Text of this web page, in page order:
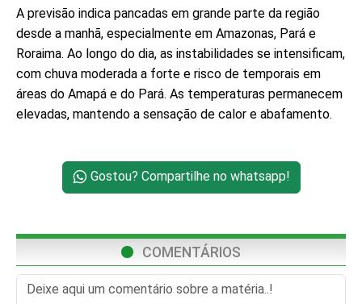
A previsão indica pancadas em grande parte da região
desde a manhã, especialmente em Amazonas, Pará e
Roraima. Ao longo do dia, as instabilidades se intensificam,
com chuva moderada a forte e risco de temporais em
áreas do Amapá e do Pará. As temperaturas permanecem
elevadas, mantendo a sensação de calor e abafamento.
Gostou? Compartilhe no whatsapp!
COMENTÁRIOS